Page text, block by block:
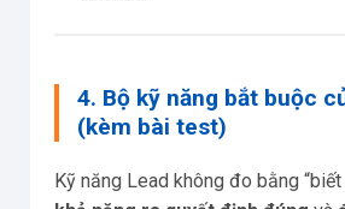
4. Bộ kỹ năng bắt buộc
(kèm bài test)
Kỹ năng Lead không đo bằng